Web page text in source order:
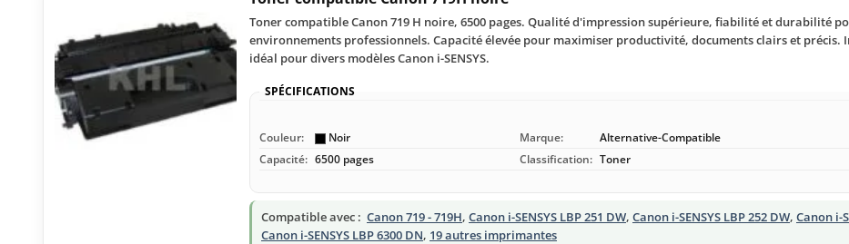
Toner compatible Canon 719 H noire, 6500 pages. Qualité d'impression supérieure, fiabilité et durabilité
environnements professionnels. Capacité élevée pour maximiser productivité, documents clairs et précis.
idéal pour divers modèles Canon i-SENSYS.
SPÉCIFICATIONS
Couleur: Noir Marque:
Alternative-Compatible
Capacité: 6500 pages Classification: Toner
Compatible avec : Canon 719 - 719H, Canon i-SENSYS LBP 251 DW, Canon i-SENSYS LBP 252 DW, Canon i-
Canon i-SENSYS LBP 6300 DN, 19 autres imprimantes